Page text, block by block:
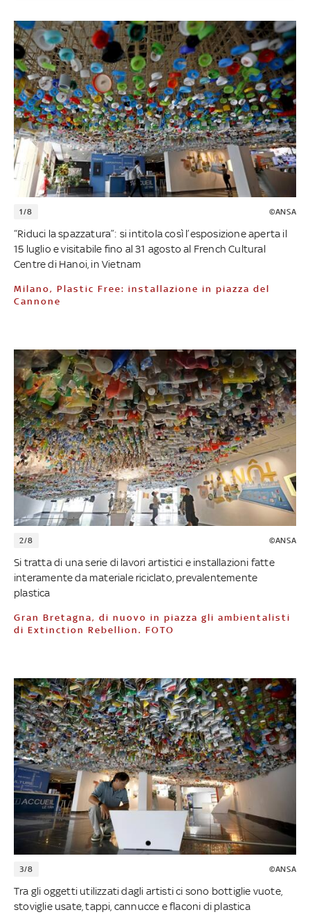
1/8 ©ANSA
“Riduci la spazzatura”: si intitola così l’esposizione aperta il
15 luglio e visitabile fino al 31 agosto al French Cultural
Centre di Hanoi, in Vietnam
Milano, Plastic Free: installazione in piazza del
Cannone
2/8 ©ANSA
Si tratta di una serie di lavori artistici e installazioni fatte
interamente da materiale riciclato, prevalentemente
plastica
Gran Bretagna, di nuovo in piazza gli ambientalisti
di Extinction Rebellion. FOTO
3/8 ©ANSA
Tra gli oggetti utilizzati dagli artisti ci sono bottiglie vuote,
stoviglie usate, tappi, cannucce e flaconi di plastica